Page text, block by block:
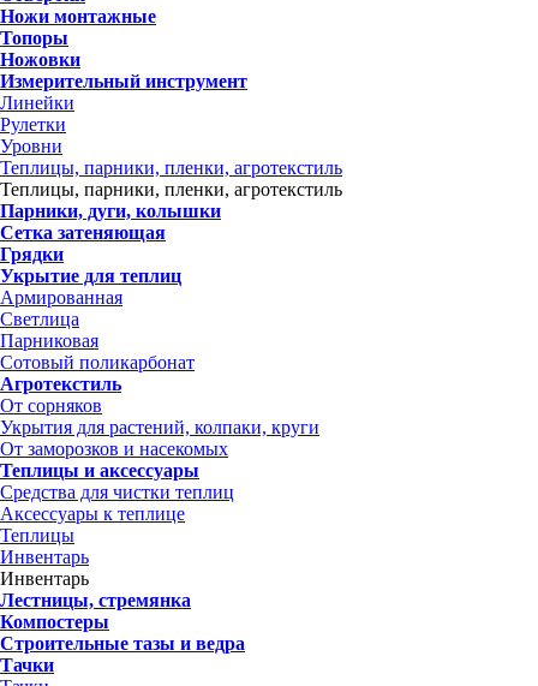
Ножи монтажные
Топоры
Ножовки
Измерительный инструмент
Линейки
Рулетки
Уровни
Теплицы, парники, пленки, агротекстиль
Теплицы, парники, пленки, агротекстиль
Парники, дуги, колышки
Сетка затеняющая
Грядки
Укрытие для теплиц
Армированная
Светлица
Парниковая
Сотовый поликарбонат
Агротекстиль
От сорняков
Укрытия для растений, колпаки, круги
От заморозков и насекомых
Теплицы и аксессуары
Средства для чистки теплиц
Аксессуары к теплице
Теплицы
Инвентарь
Инвентарь
Лестницы, стремянка
Компостеры
Строительные тазы и ведра
Тачки